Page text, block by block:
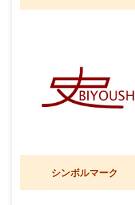
シンボルマーク